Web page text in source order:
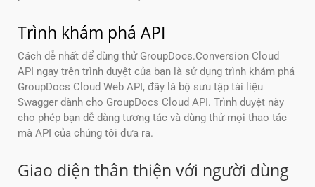
Trình khám phá API
Cách dễ nhất để dùng thử GroupDocs.Conversion Cloud
API ngay trên trình duyệt của bạn là sử dụng trình khám phá
GroupDocs Cloud Web API, đây là bộ sưu tập tài liệu
Swagger dành cho GroupDocs Cloud API. Trình duyệt này
cho phép bạn dễ dàng tương tác và dùng thử mọi thao tác
mà API của chúng tôi đưa ra.
Giao diện thân thiện với người dùng